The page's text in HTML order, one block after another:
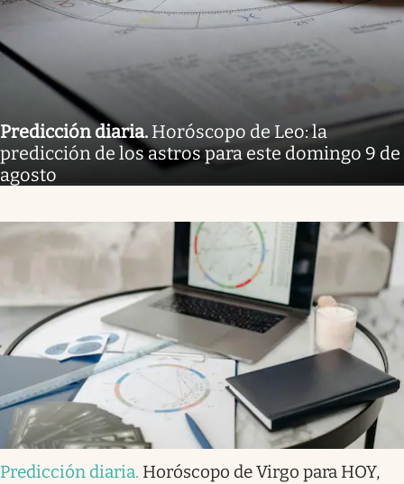
Predicción diaria. Horóscopo de Leo: la
predicción de los astros para este domingo 9 de
agosto
Predicción diaria. Horóscopo de Virgo para HOY,